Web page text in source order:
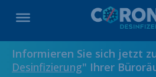
Informieren Sie sich jetzt
Desinfizierung" Ihrer